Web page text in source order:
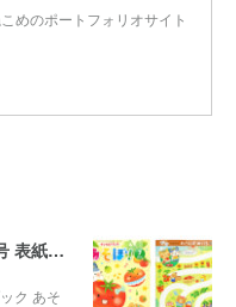
めのポートフォリオサイト
チャイルドブック あそぼ！26年7月号 表紙・裏表紙
ク あそ